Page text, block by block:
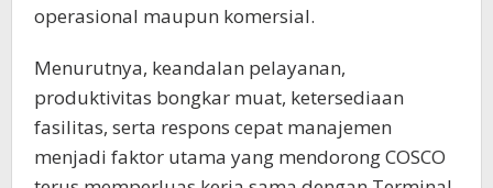
operasional maupun komersial.
Menurutnya, keandalan pelayanan,
produktivitas bongkar muat, ketersediaan
fasilitas, serta respons cepat manajemen
menjadi faktor utama yang mendorong COSCO